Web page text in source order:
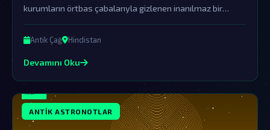
kurumların örtbas çabalarıyla gizlenen inanılmaz bir
dünya dışı ziyaretin izlerini taşıyor. Bu efsane, sadece
bilinmeyeni keşfetmekle kalmıyor, varılan noktada
Antik Çağ Hindistan
Devamını Oku
ANTIK ASTRONOTLAR